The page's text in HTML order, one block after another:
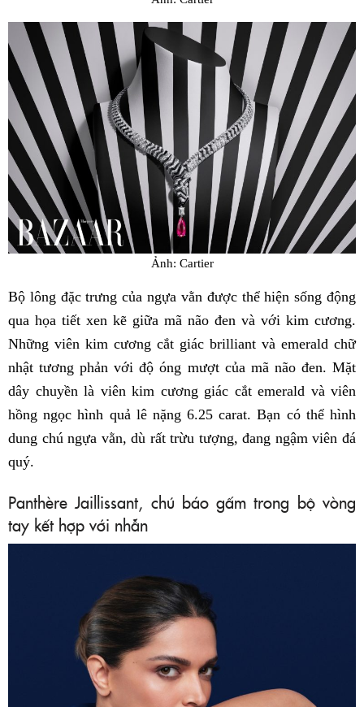
Ảnh: Cartier
Bộ lông đặc trưng của ngựa vằn được thể hiện sống động
qua họa tiết xen kẽ giữa mã não đen và với kim cương.
Những viên kim cương cắt giác brilliant và emerald chữ
nhật tương phản với độ óng mượt của mã não đen. Mặt
dây chuyền là viên kim cương giác cắt emerald và viên
hồng ngọc hình quả lê nặng 6.25 carat. Bạn có thể hình
dung chú ngựa vằn, dù rất trừu tượng, đang ngậm viên đá
quý.
Panthère Jaillissant, chú báo gấm trong bộ vòng
tay kết hợp với nhẫn